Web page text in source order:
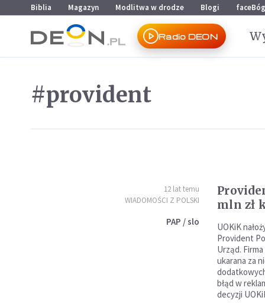
Przejdź do menu głównego
Przejdź do treści
Biblia Magazyn Modlitwa w drodze Blogi faceBóg
Radio DEON
#provident
12 lat temu
WIADOMOŚCI Z POLSKI
PAP / slo
mln zł
UOKiK
Provident
Urząd.
ukarana za
błąd w
decyzji